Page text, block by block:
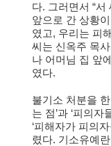
다. 그러면서 “서
앞으로 간 상황
였고, 우리는 피
씨는 신옥주 목
나 어머님 집 앞
였다.
불기소 처분을
는 점’과 ‘피의
‘피해자가 피의
렸다. 기소유예